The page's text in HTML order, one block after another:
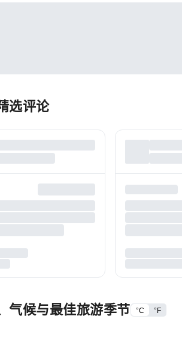
选评论
气候与最佳旅游季节 °C °F